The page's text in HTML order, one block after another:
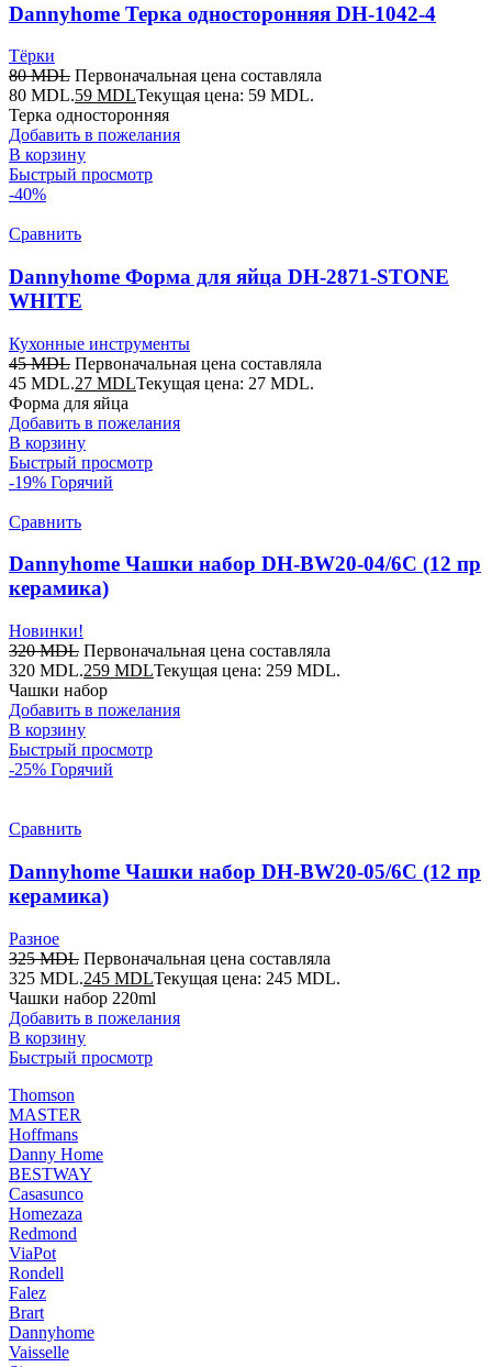
Dannyhome Терка односторонняя DH-1042-4
Тёрки
80MDL Первоначальная цена составляла
80 MDL.59 MDLТекущая цена: 59 MDL.
Терка односторонняя
Добавить в пожелания
В корзину
Быстрый просмотр
-40%
Сравнить
Dannyhome Форма для яйца DH-2871-STONE
WHITE
Кухонные инструменты
45MDL Первоначальная цена составляла
45 MDL.27 MDLТекущая цена: 27 MDL.
Форма для яйца
Добавить в пожелания
В корзину
Быстрый просмотр
-19% Горячий
Сравнить
Dannyhome Чашки набор DH-BW20-04/6C (12 пр
керамика)
Новинки!
320MDL Первоначальная цена составляла
320 MDL.259 MDLТекущая цена: 259 MDL.
Чашки набор
Добавить в пожелания
В корзину
Быстрый просмотр
-25% Горячий
Сравнить
Dannyhome Чашки набор DH-BW20-05/6C (12 пр
керамика)
Разное
325MDL Первоначальная цена составляла
325 MDL.245 MDLТекущая цена: 245 MDL.
Чашки набор 220ml
Добавить в пожелания
В корзину
Быстрый просмотр
Thomson
MASTER
Hoffmans
Danny Home
BESTWAY
Casasunco
Homezaza
Redmond
ViaPot
Rondell
Falez
Brart
Dannyhome
Vaisselle